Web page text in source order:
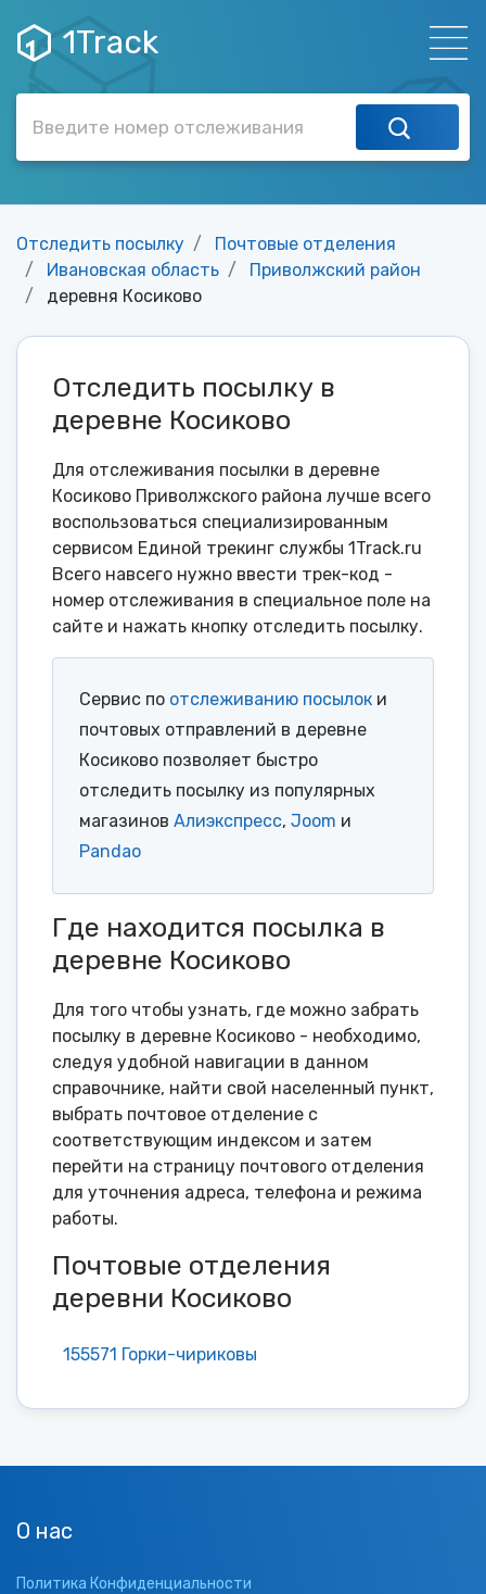
1Track
Отследить посылку
Почтовые отделения
Ивановская область
Приволжский район
деревня Косиково
Отследить посылку в
деревне Косиково
Для отслеживания посылки в деревне
Косиково Приволжского района лучше всего
воспользоваться специализированным
сервисом Единой трекинг службы 1Track.ru
Всего навсего нужно ввести трек-код -
номер отслеживания в специальное поле на
сайте и нажать кнопку отследить посылку.
Сервис по отслеживанию посылок и
почтовых отправлений в деревне
Косиково позволяет быстро
отследить посылку из популярных
магазинов Алиэкспресс, Joom и
Pandao
Где находится посылка в
деревне Косиково
Для того чтобы узнать, где можно забрать
посылку в деревне Косиково - необходимо,
следуя удобной навигации в данном
справочнике, найти свой населенный пункт,
выбрать почтовое отделение с
соответствующим индексом и затем
перейти на страницу почтового отделения
для уточнения адреса, телефона и режима
работы.
Почтовые отделения
деревни Косиково
155571 Горки-чириковы
О нас
Политика Конфиденциальности